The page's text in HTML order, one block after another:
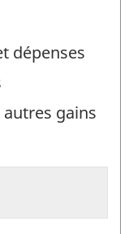
dépenses
gains